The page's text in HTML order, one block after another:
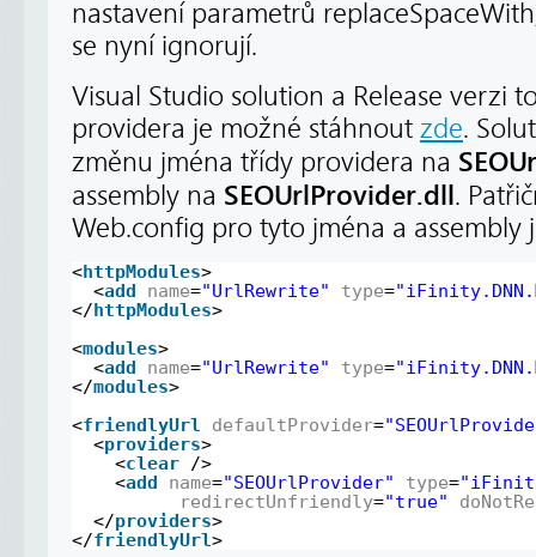
nastavení parametrů
se nyní ignorují.
Visual Studio solution a Release verzi
providera je možné stáhnout zde.
změnu jména třídy providera na
assembly na SEOUrlProvider.dll.
Web.config pro tyto jména a assembly
<httpModules>
<add name="UrlRewrite" type=
</httpModules>
<modules>
<add name="UrlRewrite" type=
</modules>
<friendlyUrl defaultProvider=
<providers>
<clear
/>
<add name="SEOUrlProvider" type=
redirectUnfriendly="true"
</providers>
</friendlyUrl>